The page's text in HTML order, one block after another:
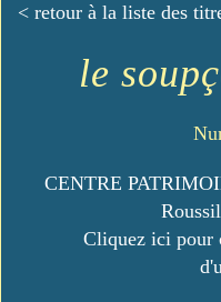
< retour à la liste des
le
CENTRE
Cliquez ici pour